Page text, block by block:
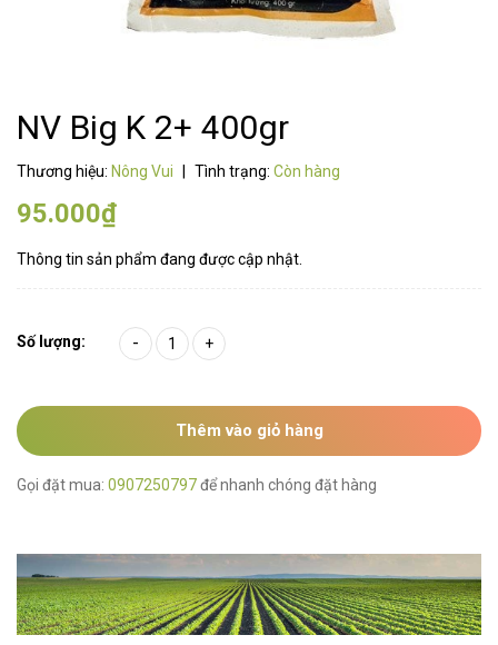
NV Big K 2+ 400gr
Thương hiệu: Nông Vui | Tình trạng: Còn hàng
95.000₫
Thông tin sản phẩm đang được cập nhật.
Số lượng: - +
Thêm vào giỏ hàng
Gọi đặt mua: 0907250797để nhanh chóng đặt hàng